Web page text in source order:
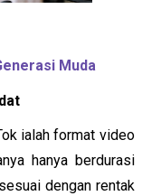
Muda
ialah format video
hanya berdurasi
dengan rentak